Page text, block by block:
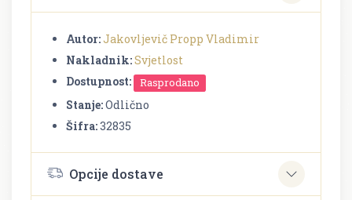
Autor:Jakovljevič Propp Vladimir
Nakladnik:Svjetlost
Dostupnost:
Rasprodano
Stanje:Odlično
Šifra:32835
Opcije dostave